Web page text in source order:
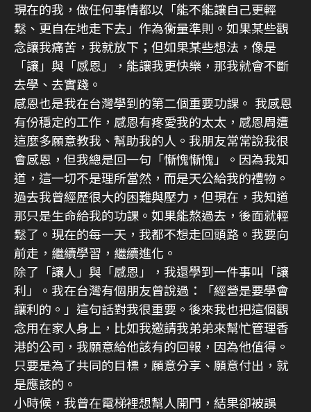
現在的我，做任何事情都以「能不能讓自己更輕
鬆、更自在地走下去」作為衡量準則。如果某些觀
念讓我痛苦，我就放下；但如果某些想法，像是
「讓」與「感恩」，能讓我更快樂，那我就會不斷
去學、去實踐。
感恩也是我在台灣學到的第二個重要功課。 我感恩
有份穩定的工作，感恩有疼愛我的太太，感恩周遭
這麼多願意教我、幫助我的人。我朋友常常說我很
會感恩，但我總是回一句「慚愧慚愧」。因為我知
道，這一切不是理所當然，而是天公給我的禮物。
過去我曾經歷很大的困難與壓力，但現在，我知道
那只是生命給我的功課。如果能熬過去，後面就輕
鬆了。現在的每一天，我都不想走回頭路。我要向
前走，繼續學習，繼續進化。
除了「讓人」與「感恩」，我還學到一件事叫「讓
利」。我在台灣有個朋友曾說過：「經營是要學會
讓利的。」這句話對我很重要。後來我也把這個觀
念用在家人身上，比如我邀請我弟弟來幫忙管理香
港的公司，我願意給他該有的回報，因為他值得。
只要是為了共同的目標，願意分享、願意付出，就
是應該的。
小時候，我曾在電梯裡想幫人開門，結果卻被誤